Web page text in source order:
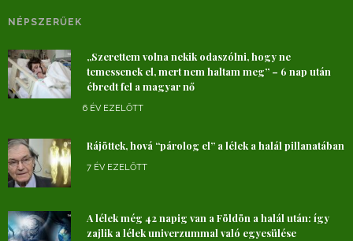
NÉPSZERŰEK
„Szerettem volna nekik odaszólni, hogy ne
temessenek el, mert nem haltam meg” – 6 nap után
ébredt fel a magyar nő
6 ÉV EZELŐTT
Rájöttek, hová “párolog el” a lélek a halál pillanatában
7 ÉV EZELŐTT
A lélek még 42 napig van a Földön a halál után: így
zajlik a lélek univerzummal való egyesülése